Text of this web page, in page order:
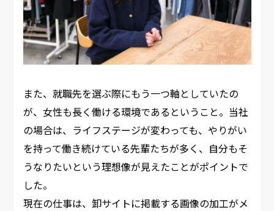
また、就職先を選ぶ際にもう一つ軸としていたの
が、女性も長く働ける環境であるということ。当社
の場合は、ライフステージが変わっても、やりがい
を持って働き続けている先輩たちが多く、自分もそ
うなりたいという理想像が見えたことがポイントで
した。
現在の仕事は、卸サイトに掲載する画像の加工がメ